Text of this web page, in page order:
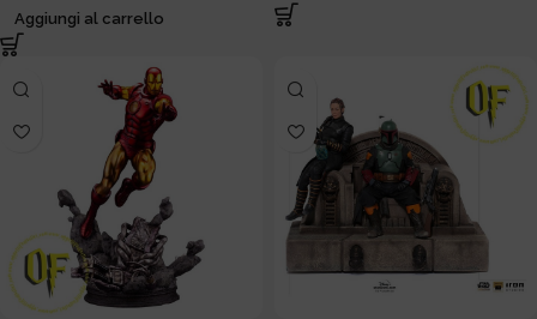
Aggiungi al carrello